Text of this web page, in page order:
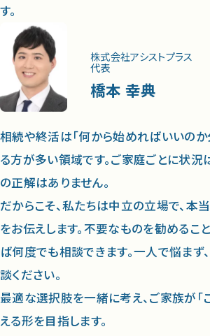
す。
株式会社アシストプラス
代表
橋本 幸典
相続や終活は「何から始めればいいのか
る方が多い領域です。ご家庭ごとに状況
の正解はありません。
だからこそ、私たちは中立の立場で、本
をお伝えします。不要なものを勧めるこ
ば何度でも相談できます。一人で悩まず
談ください。
最適な選択肢を一緒に考え、ご家族が「
える形を目指します。